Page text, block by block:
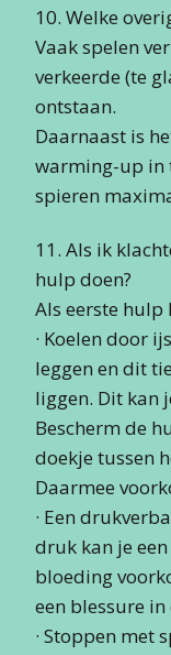
10. Welke
Vaak spelen
verkeerde (te
ontstaan.
Daarnaast is
warming-up in
spieren
11. Als ik
hulp doen?
Als eerste hulp
· Koelen door
leggen en dit
liggen. Dit kan
Bescherm de
doekje tussen
Daarmee
· Een
druk kan je
bloeding
een blessure
· Stoppen met